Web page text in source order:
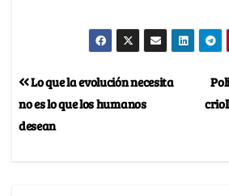
Lo que la evolución necesita
no es lo que los humanos
desean